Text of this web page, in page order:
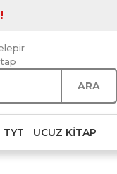
ARA
TYT UCUZ KITAP